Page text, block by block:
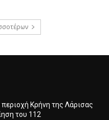
Κρήνη της Λάρισας
του 112